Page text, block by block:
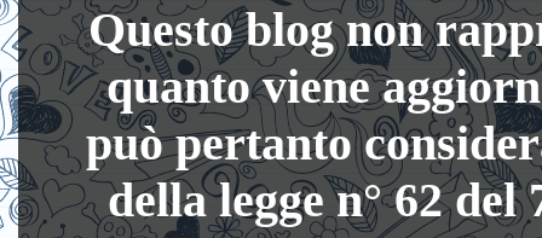
Questo blog non
quanto viene
può pertanto
della legge n° 62